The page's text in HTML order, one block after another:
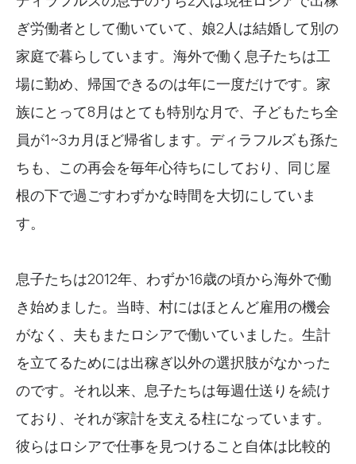
ぎ労働者として働いていて、娘2人は結婚して別の
家庭で暮らしています。海外で働く息子たちは工
場に勤め、帰国できるのは年に一度だけです。家
族にとって8月はとても特別な月で、子どもたち全
員が1~3カ月ほど帰省します。ディラフルズも孫た
ちも、この再会を毎年心待ちにしており、同じ屋
根の下で過ごすわずかな時間を大切にしていま
す。
息子たちは2012年、わずか16歳の頃から海外で働
き始めました。当時、村にはほとんど雇用の機会
がなく、夫もまたロシアで働いていました。生計
を立てるためには出稼ぎ以外の選択肢がなかった
のです。それ以来、息子たちは毎週仕送りを続け
ており、それが家計を支える柱になっています。
彼らはロシアで仕事を見つけること自体は比較的